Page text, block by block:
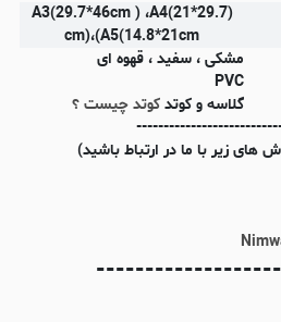
(A3(29.7*46cm ) ،A4(21*29.7
cm)،(A5(14.8*21cm
مشکی ، سفید ، قهوه ای
PVC
گلاسه و کوتدکوتد چیست ؟
های زیر با ما در ارتباط باشید)